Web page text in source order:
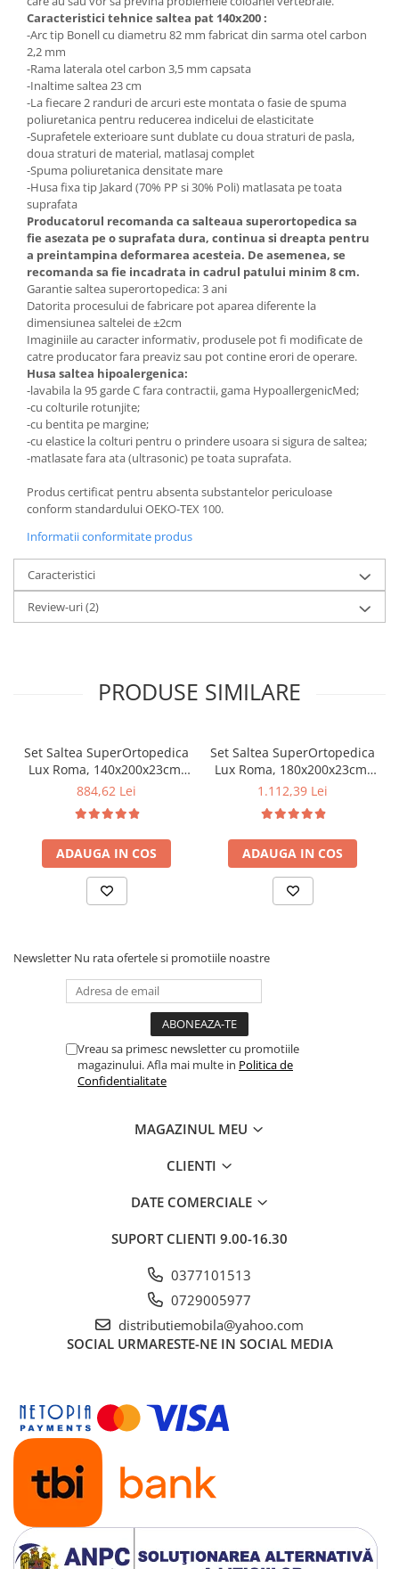
Caracteristici tehnice saltea pat 140x200 :
-Arc tip Bonell cu diametru 82 mm fabricat din sarma otel carbon
2,2 mm
-Rama laterala otel carbon 3,5 mm capsata
-Inaltime saltea 23 cm
-La fiecare 2 randuri de arcuri este montata o fasie de spuma
poliuretanica pentru reducerea indicelui de elasticitate
-Suprafetele exterioare sunt dublate cu doua straturi de pasla,
doua straturi de material, matlasaj complet
-Spuma poliuretanica densitate mare
-Husa fixa tip Jakard (70% PP si 30% Poli) matlasata pe toata
suprafata
Producatorul recomanda ca salteaua superortopedica sa
fie asezata pe o suprafata dura, continua si dreapta pentru
a preintampina deformarea acesteia. De asemenea, se
recomanda sa fie incadrata in cadrul patului minim 8 cm.
Garantie saltea superortopedica: 3 ani
Datorita procesului de fabricare pot aparea diferente la
dimensiunea saltelei de ±2cm
Imaginiile au caracter informativ, produsele pot fi modificate de
catre producator fara preaviz sau pot contine erori de operare.
Husa saltea hipoalergenica:
-lavabila la 95 garde C fara contractii, gama HypoallergenicMed;
-cu colturile rotunjite;
-cu bentita pe margine;
-cu elastice la colturi pentru o prindere usoara si sigura de saltea;
-matlasate fara ata (ultrasonic) pe toata suprafata.
Produs certificat pentru absenta substantelor periculoase
conform standardului OEKO-TEX 100.
Informatii conformitate produs
Caracteristici
Review-uri(2)
PRODUSE SIMILARE
Set Saltea SuperOrtopedica
Lux Roma, 140x200x23cm,
fermitate tare, cu plasa
reversibila, sistem aerisire
perimetral, Saltex plus 2
perne matlasate microfibra
50x70cm, lavabile la 60°C
884,62 Lei
ADAUGA IN COS
Set Saltea SuperOrtopedica
Lux Roma, 180x200x23cm,
fermitate tare, cu plasa
reversibila, sistem aerisire
perimetral, Saltex, plus 2
perne matlasate microfibra
50x70cm, lavabile la 60°C
1.112,39 Lei
ADAUGA IN COS
Newsletter Nu rata ofertele si promotiile noastre
Vreau sa primesc newsletter cu promotiile
magazinului. Afla mai multe in Politica de
Confidentialitate
MAGAZINUL MEU
CLIENTI
DATE COMERCIALE
SUPORT CLIENTI 9.00-16.30
0377101513
0729005977
distributiemobila@yahoo.com
SOCIAL URMARESTE-NE IN SOCIAL MEDIA